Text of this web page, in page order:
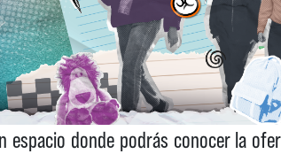
espacio donde podrás conocer la